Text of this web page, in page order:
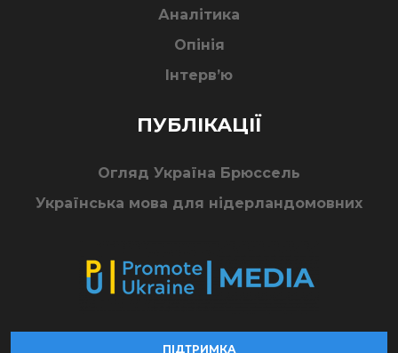
Аналітика
Опінія
Інтерв’ю
ПУБЛІКАЦІЇ
Огляд Україна Брюссель
Українська мова для нідерландомовних
ПІДТРИМКА